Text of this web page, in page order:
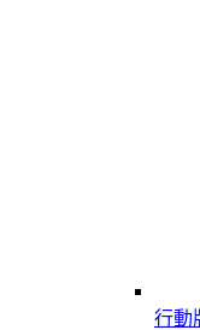
行動